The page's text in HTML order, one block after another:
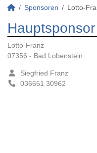
Sponsoren Lotto-
Lotto-Franz
07356 - Bad Lobenstein
Siegfried Franz
036651 30962